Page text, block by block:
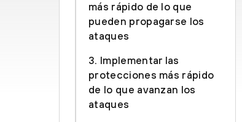
más rápido de lo que
pueden propagarse los
ataques
3. Implementar las
protecciones más rápido
de lo que avanzan los
ataques